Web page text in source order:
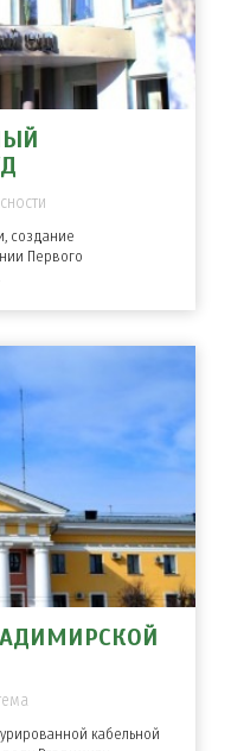
создание
Первого
кабельной